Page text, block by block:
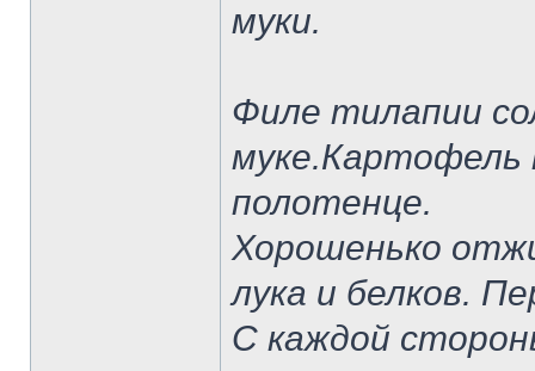
муки.
Филе тилапии
муке.Картофель
полотенце.
Хорошенько
лука и белков.
С каждой